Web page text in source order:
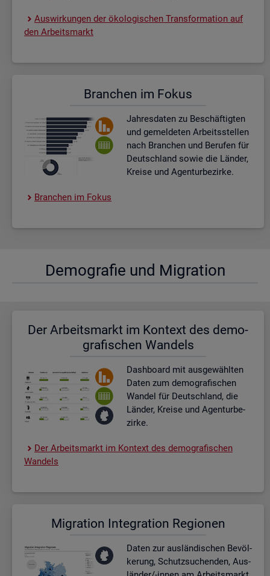
Aus­wir­kun­gen der öko­lo­gi­schen Trans­for­ma­ti­on auf
den Ar­beits­markt
Bran­chen im Fokus
Jah­res­da­ten zu Be­schäf­tig­ten
und ge­mel­de­ten Ar­beits­stel­len
nach Bran­chen und Be­ru­fen für
Deutsch­land sowie die Län­der,
Krei­se und Agen­tur­be­zir­ke.
Bran­chen im Fokus
De­mo­gra­fie und Mi­gra­ti­on
Der Ar­beits­markt im Kon­text des de­mo­
gra­fi­schen Wan­dels
Dash­board mit aus­ge­wähl­ten
Daten zum de­mo­gra­fi­schen
Wan­del für Deutsch­land, die
Län­der, Krei­se und Agen­tur­be­
zir­ke.
Der Ar­beits­markt im Kon­text des de­mo­gra­fi­schen
Wan­dels
Mi­gra­ti­on In­te­gra­ti­on Re­gio­nen
Daten zur aus­län­di­schen Be­völ­
ke­rung, Schutz­su­chen­den, Aus­